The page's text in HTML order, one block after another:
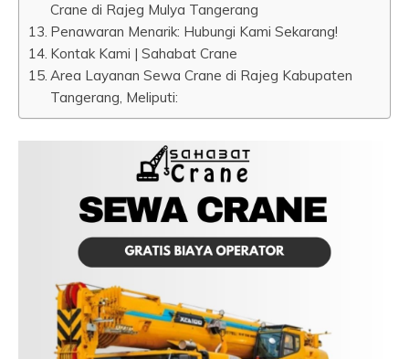
Crane di Rajeg Mulya Tangerang
Penawaran Menarik: Hubungi Kami Sekarang!
Kontak Kami | Sahabat Crane
Area Layanan Sewa Crane di Rajeg Kabupaten
Tangerang, Meliputi: